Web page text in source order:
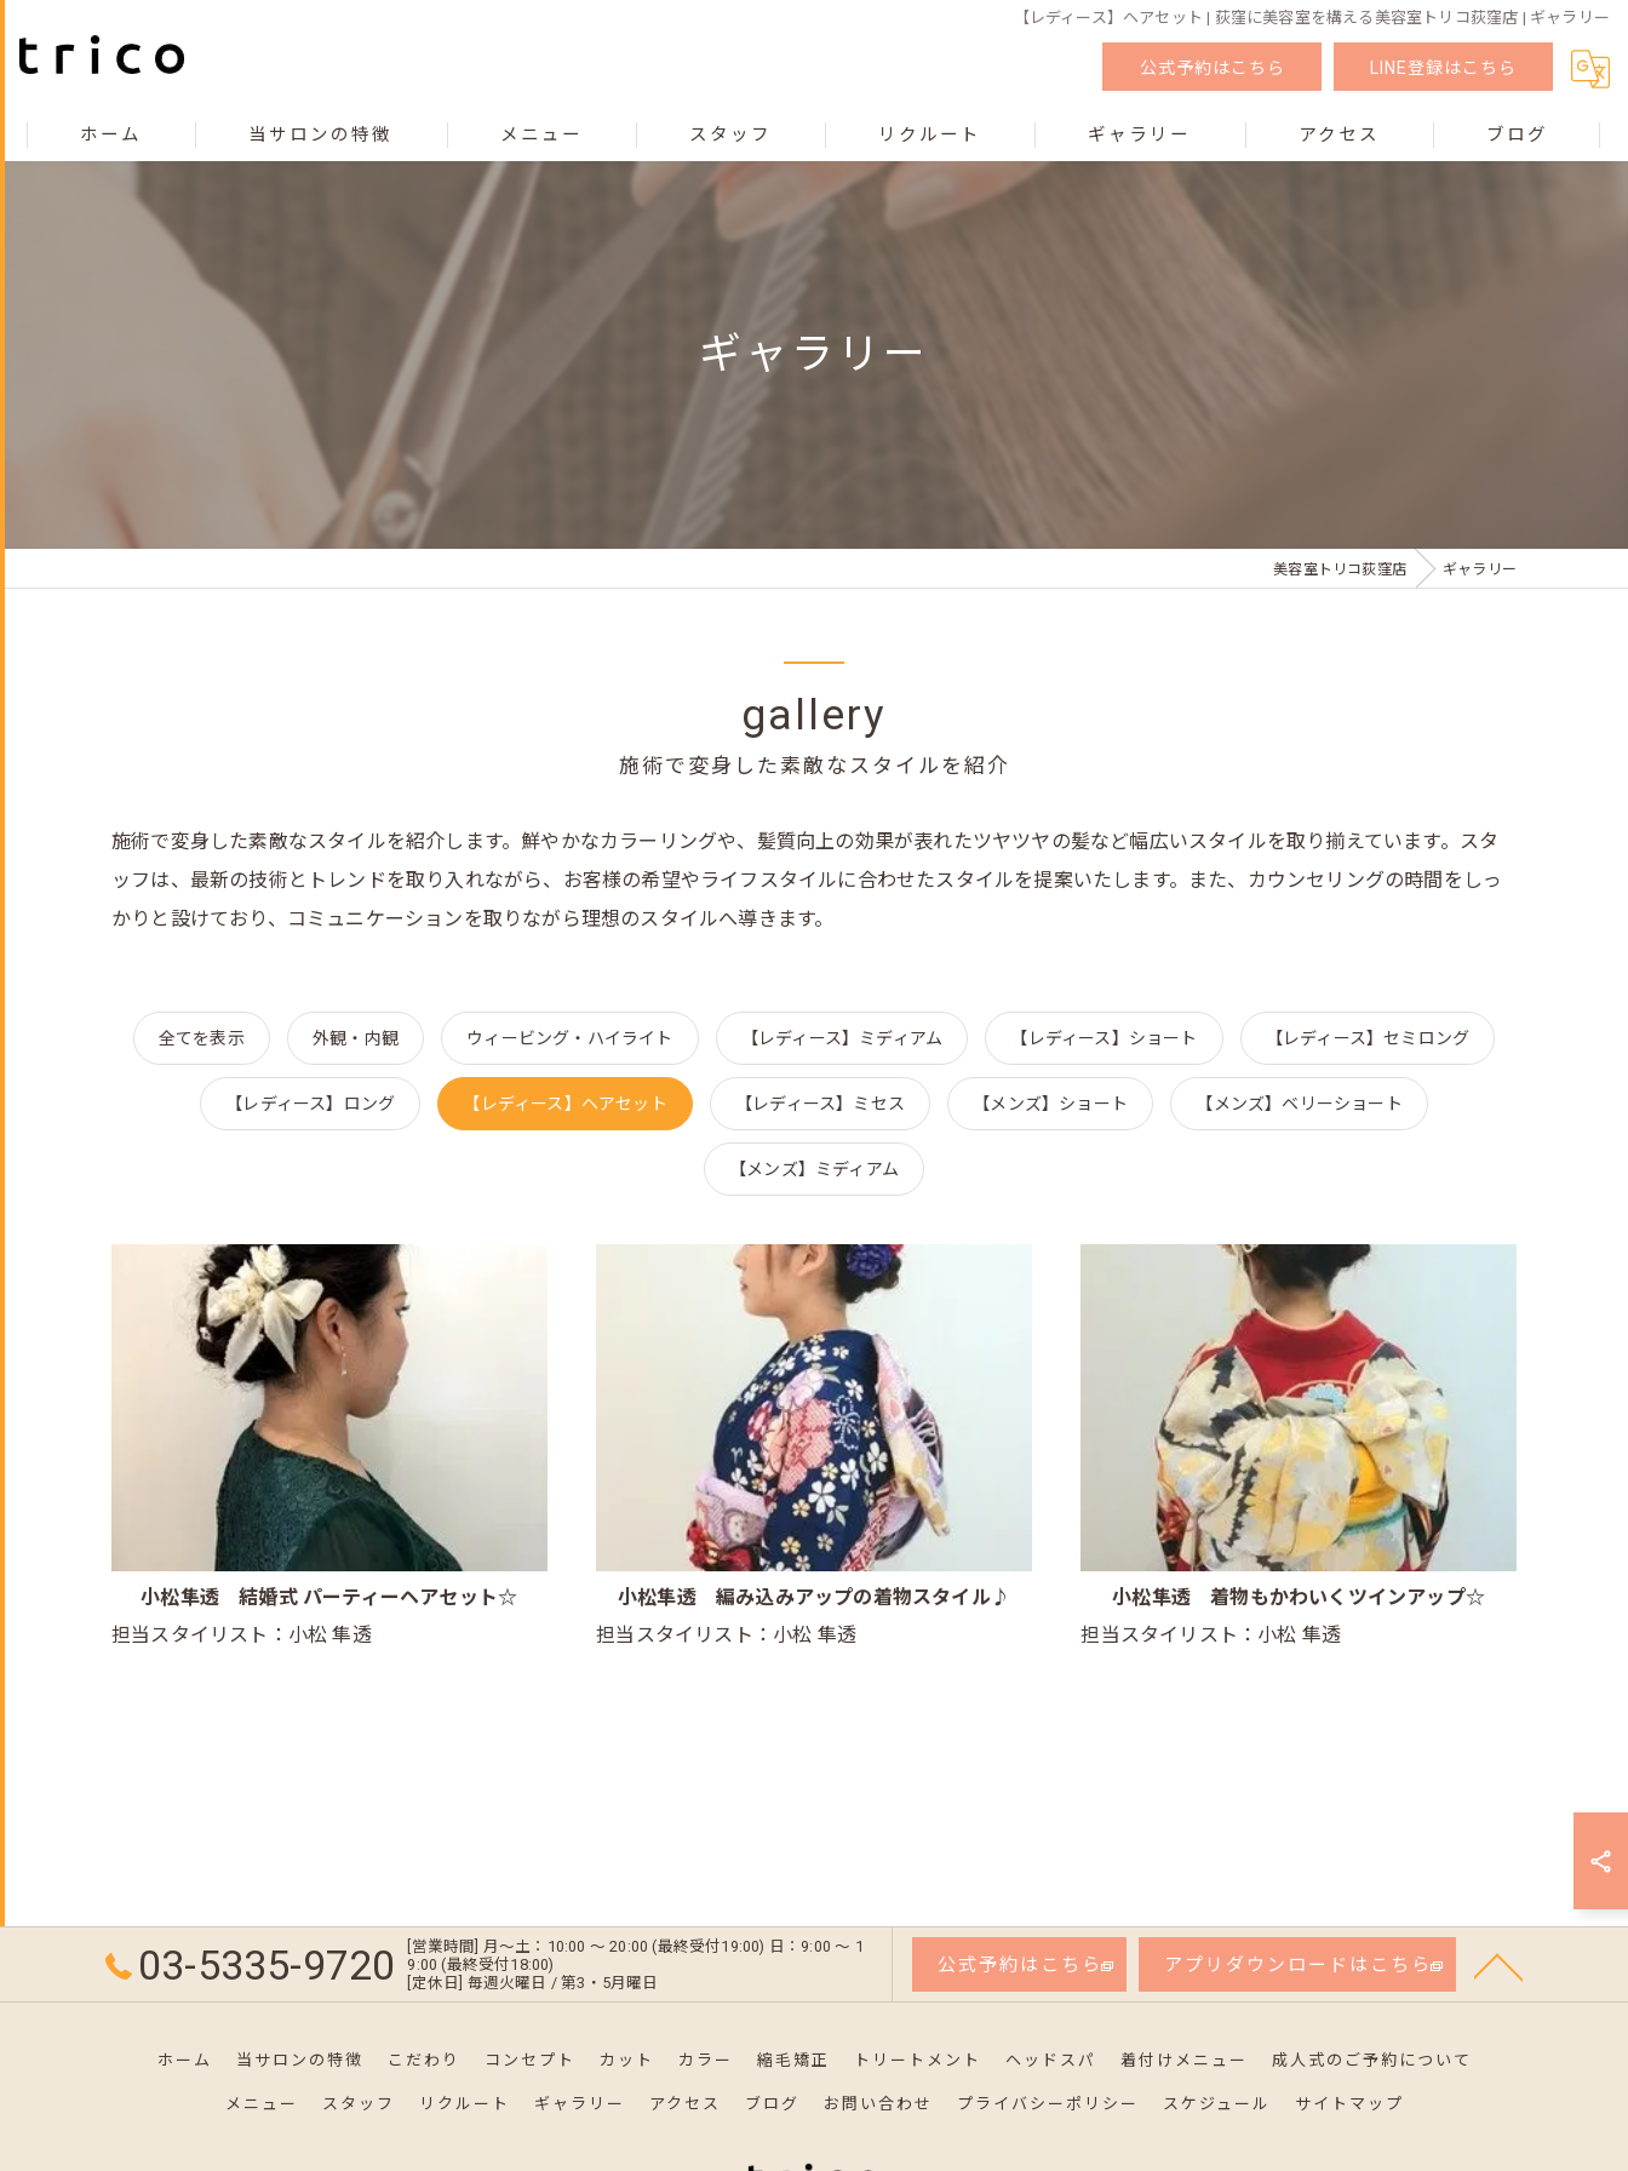
【レディース】ヘアセット | 荻窪に美容室を構える美容室トリコ荻窪店 | ギャラリー
公式予約はこちら LINE登録はこちら
ホーム 当サロンの特徴
カット
ヘッドスパ
メニュー スタッフ リクルート ギャラリー アクセス ブログ
ギャラリー
美容室トリコ荻窪店 ギャラリー
gallery
施術で変身した素敵なスタイルを紹介
施術で変身した素敵なスタイルを紹介します。鮮やかなカラーリングや、髪質向上の効果が表れたツヤツヤの髪など幅広いスタイルを取り揃えています。スタ
ッフは、最新の技術とトレンドを取り入れながら、お客様の希望やライフスタイルに合わせたスタイルを提案いたします。また、カウンセリングの時間をしっ
かりと設けており、コミュニケーションを取りながら理想のスタイルへ導きます。
全てを表示 外観・内観 ウィービング・ハイライト 【レディース】ミディアム 【レディース】ショート 【レディース】セミロング
【レディース】ロング 【レディース】ヘアセット 【レディース】ミセス 【メンズ】ショート 【メンズ】ベリーショート
【メンズ】ミディアム
小松隼透 結婚式 パーティーヘアセット☆
担当スタイリスト：小松 隼透
小松隼透 編み込みアップの着物スタイル♪
担当スタイリスト：小松 隼透
小松隼透 着物もかわいくツインアップ☆
担当スタイリスト：小松 隼透
03-5335-9720
[営業時間] 月～土：10:00 〜 20:00 (最終受付19:00) 日：9:00 ～ 1
9:00 (最終受付18:00)
[定休日] 毎週火曜日 / 第3・5月曜日
公式予約はこちら アプリダウンロードはこちら
ホーム 当サロンの特徴 こだわり コンセプト カット カラー 縮毛矯正 トリートメント ヘッドスパ 着付けメニュー 成人式のご予約について
メニュー スタッフ リクルート ギャラリー アクセス ブログ お問い合わせ プライバシーポリシー スケジュール サイトマップ